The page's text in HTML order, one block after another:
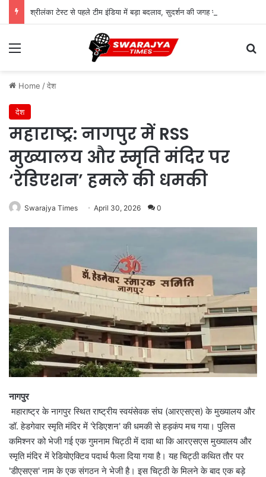
Menu
Home /देश
देश
महाराष्ट्र: नागपुर में RSS
मुख्यालय और स्मृति मंदिर पर
‘रेडिएशन’ हमले की धमकी
Swarajya Times April 30, 2026 0
नागपुर
महाराष्ट्र के नागपुर स्थित राष्ट्रीय स्वयंसेवक संघ (आरएसएस) के मुख्यालय और
डॉ. हेडगेवार स्मृति मंदिर में 'रेडिएशन' की धमकी से हड़कंप मच गया। पुलिस
कमिश्नर को भेजी गई एक गुमनाम चिट्ठी में दावा था कि आरएसएस मुख्यालय और
स्मृति मंदिर में रेडियोएक्टिव पदार्थ फैला दिया गया है। यह चिट्ठी कथित तौर पर
'डीएसएस' नाम के एक संगठन ने भेजी है। इस चिट्ठी के मिलने के बाद एक बड़े